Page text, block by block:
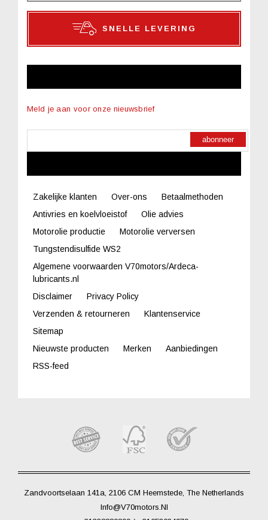
SNELLE LEVERING
Meld je aan voor onze nieuwsbrief
abonneer
Zakelijke klanten Over-ons
Betaalmethoden
Antivries en koelvloeistof
Olie advies
Motorolie productie
Motorolie verversen
Tungstendisulfide WS2
Algemene voorwaarden V70motors/Ardeca-
lubricants.nl
Disclaimer
Privacy Policy
Verzenden & retourneren
Klantenservice
Sitemap
Nieuwste producten
Merken
Aanbiedingen
RSS-feed
Zandvoortselaan 141a, 2106 CM Heemstede, The Netherlands
Info@V70motors.nl